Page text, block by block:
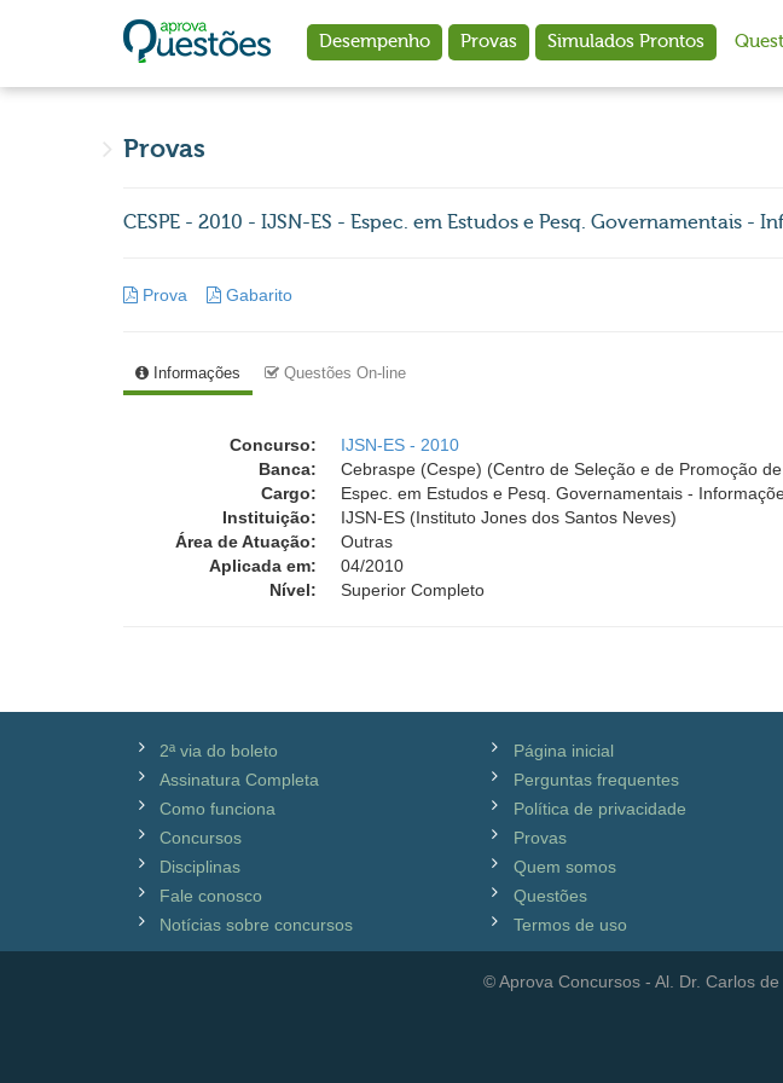
Desempenho Provas Simulados Prontos
Provas
CESPE - 2010 - IJSN-ES - Espec. em Estudos e Pesq. Governamentais -
Prova Gabarito
Informações Questões On-line
Concurso:
IJSN-ES - 2010
Banca:
Cebraspe (Cespe) (Centro de Seleção e de Promoção
Cargo:
Espec. em Estudos e Pesq. Governamentais -
Instituição:
IJSN-ES (Instituto Jones dos Santos Neves)
Área de Atuação:
Outras
Aplicada em:
04/2010
Nível:
Superior Completo
2ª via do boleto
Assinatura Completa
Como funciona
Concursos
Disciplinas
Fale conosco
Notícias sobre concursos
Página inicial
Perguntas frequentes
Política de privacidade
Provas
Quem somos
Questões
Termos de uso
© Aprova Concursos - Al. Dr. Carlos